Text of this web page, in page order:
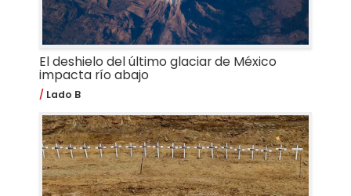
El deshielo del último glaciar de México
impacta río abajo
Lado B